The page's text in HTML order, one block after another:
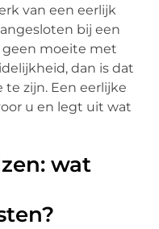
van een eerlijk
bij een
geen moeite met
dan is dat
zijn. Een eerlijke
u en legt uit wat
wat